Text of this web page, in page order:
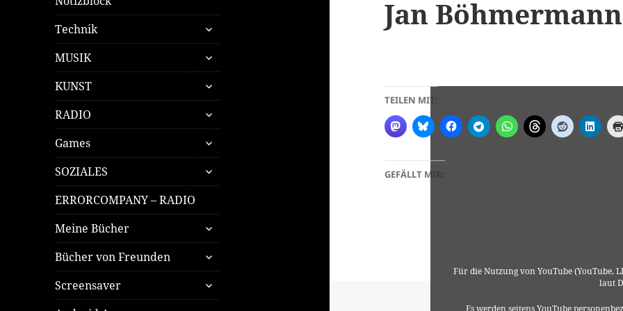
Technik
untermenü
öffnen
MUSIK
untermenü
öffnen
KUNST
untermenü
öffnen
RADIO
untermenü
öffnen
Games
untermenü
öffnen
SOZIALES
untermenü
öffnen
ERRORCOMPANY – RADIO
Meine Bücher
untermenü
öffnen
Bücher von Freunden
untermenü
öffnen
Screensaver
untermenü
öffnen
Jan
Für die Nutzung von YouTube (YouTube,
laut
TEILEN MIT:
GEFÄLLT MIR: